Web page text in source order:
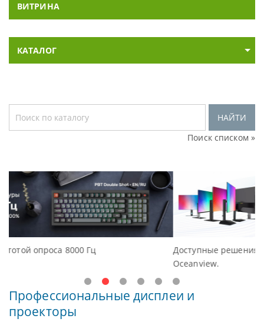
ВИТРИНА
КАТАЛОГ
НАЙТИ
Поиск списком »
Доступные решения начального уровня, новые
Профессиональные дисплеи и
проекторы